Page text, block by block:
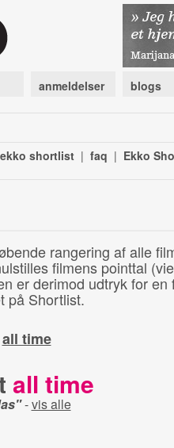
anmeldelser blogs
shortlist | faq | Ekko
rangering af alle
filmens pointtal
er derimod udtryk for
på Shortlist.
all time
all time
-vis alle